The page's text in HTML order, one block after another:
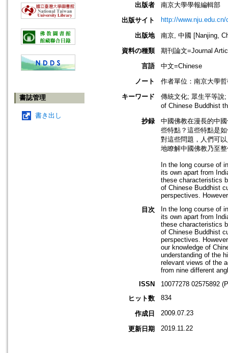
書誌管理
書き出し
出版者
南京大學學報編輯部
出版サイト
http://
出版地
南京, 中國 [Nanjing,
資料の種類
期刊論文=Journal
言語
中文=Chinese
ノート
作者單位：南京大學
キーワード
傳統文化; 眾生平等說
of Chinese Buddhist
抄録
中國佛教在漫長的中
些特點？這些特點是
對這些問題，人們可
地瞭解中國佛教乃至
In the long course of
its own apart from
these characteristics
of Chinese Buddhist
perspectives.
目次
In the long course of
its own apart from
these characteristics
of Chinese Buddhist
perspectives.
our knowledge of
understanding of the
relevant views of the
from nine different
ISSN
10077278 02575892
ヒット数
834
作成日 2009.07.23
更新日期 2019.11.22